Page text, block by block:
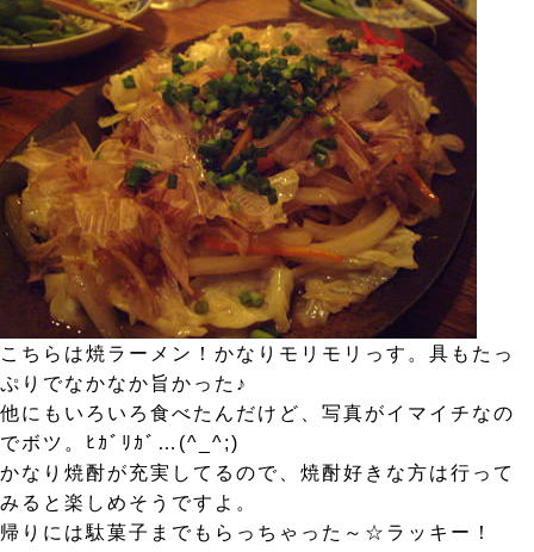
こちらは焼ラーメン！かなりモリモリっす。具もたっ
ぷりでなかなか旨かった♪
他にもいろいろ食べたんだけど、写真がイマイチなの
でボツ。ﾋｶﾞﾘｶﾞ…(^_^;)
かなり焼酎が充実してるので、焼酎好きな方は行って
みると楽しめそうですよ。
帰りには駄菓子までもらっちゃった～☆ラッキー！